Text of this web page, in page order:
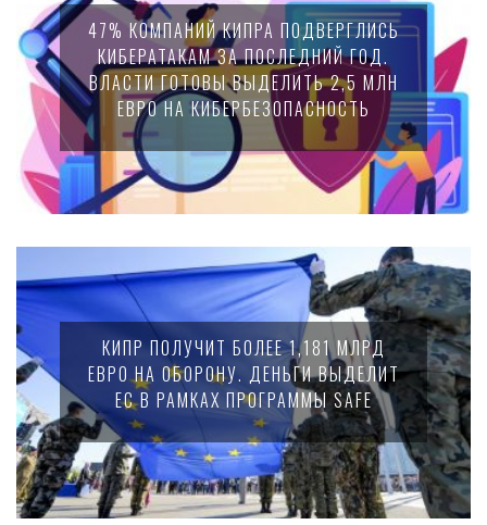
47% КОМПАНИЙ КИПРА ПОДВЕРГЛИСЬ
КИБЕРАТАКАМ ЗА ПОСЛЕДНИЙ ГОД.
ВЛАСТИ ГОТОВЫ ВЫДЕЛИТЬ 2,5 МЛН
ЕВРО НА КИБЕРБЕЗОПАСНОСТЬ
КИПР ПОЛУЧИТ БОЛЕЕ 1,181 МЛРД
ЕВРО НА ОБОРОНУ. ДЕНЬГИ ВЫДЕЛИТ
ЕС В РАМКАХ ПРОГРАММЫ SAFE